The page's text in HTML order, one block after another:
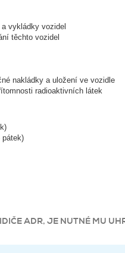
vozidel
těchto vozidel
a uložení ve vozidle
radioaktivních látek
pátek)
ADR, JE NUTNÉ MU